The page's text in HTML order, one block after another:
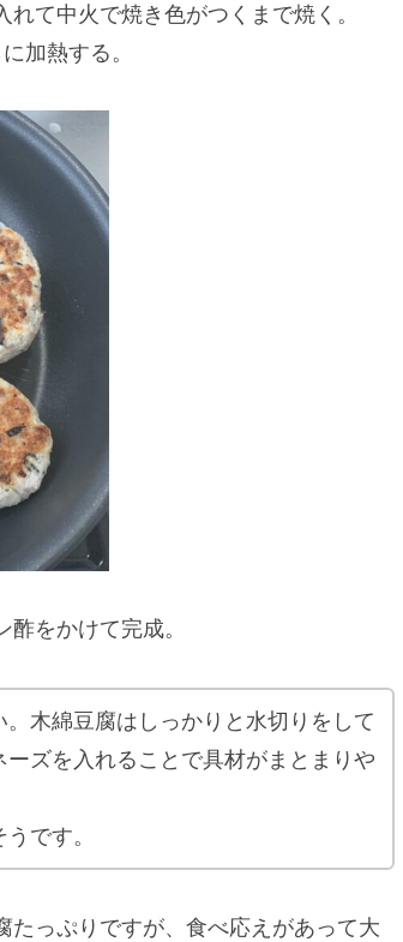
て中火で焼き色がつくまで焼く。
加熱する。
をかけて完成。
木綿豆腐はしっかりと水切りをして
ズを入れることで具材がまとまりや
です。
たっぷりですが、食べ応えがあって大